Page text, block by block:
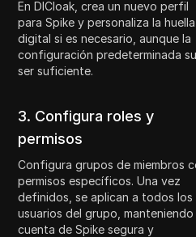
En DICloak, crea un nuevo perfil
para Spike y personaliza la huella
digital si es necesario, aunque la
configuración predeterminada
ser suficiente.
3. Configura roles y
permisos
Configura grupos de miembros
permisos específicos. Una vez
definidos, se aplican a todos los
usuarios del grupo,
cuenta de Spike segura y